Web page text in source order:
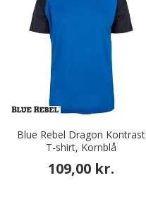
Blue Rebel Dragon Kontrast
T-shirt, Kornblå
109,00 kr.